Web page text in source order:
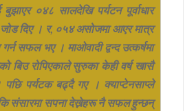
बुझाएर ०४८ सालदेखि पर्यटन पूर्वाधार
दिए । र, ०५४ असोजमा आएर मात्र
गर्न सफल भए । माओवादी द्वन्द उत्कर्षमा
बिउ रोपिएकाले सुरुका केही वर्ष खासै
पर्यटक बढ्दै गए । क्याप्टेनसाप्ले
कि संसारमा सपना देख्नेहरू नै सफल हुन्छन्